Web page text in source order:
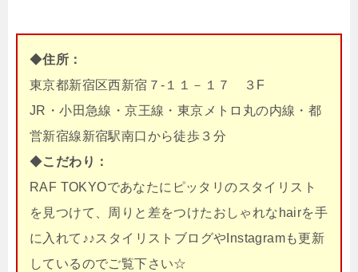
◆住所：
東京都新宿区西新宿７-１１－１７ ３F
JR・小田急線・京王線・東京メトロ丸の内線・都
営新宿線新宿駅南口から徒歩３分
◆こだわり：
RAF TOKYOであなたにピッタリのスタイリスト
を見つけて、周りと差をつけたおしゃれなhairを手
に入れて♪♪スタイリストブログやInstagramも更新
しているのでご覧下さい☆